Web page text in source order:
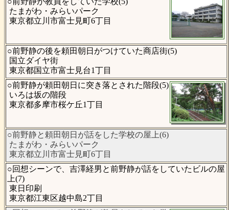
たまがわ・みらいパーク
東京都立川市富士見町6丁目
○前野静の後を頼田朝日がつけていた商店街(5)
国立ダイヤ街
東京都国立市富士見台1丁目
○前野静が頼田朝日に突き落とされた階段(5)
いろは坂の階段
東京都多摩市桜ケ丘1丁目
○前野静と頼田朝日が話をした学校の屋上(6)
たまがわ・みらいパーク
東京都立川市富士見町6丁目
○回想シーンで、吉澤経男と前野静が話をしていたビルの屋
上(7)
東日印刷
東京都江東区越中島2丁目